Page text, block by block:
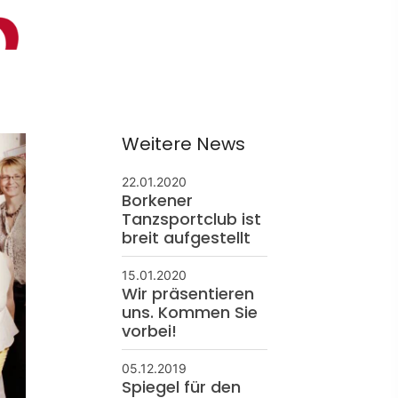
Weitere News
22.01.2020
Borkener
Tanzsportclub ist
breit aufgestellt
15.01.2020
Wir präsentieren
uns. Kommen Sie
vorbei!
05.12.2019
Spiegel für den
Feldmark 5
Borken
borken.de
Kontakt treten